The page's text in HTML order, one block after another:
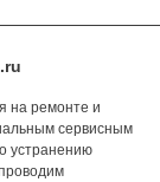
на ремонте и
сервисным
устранению